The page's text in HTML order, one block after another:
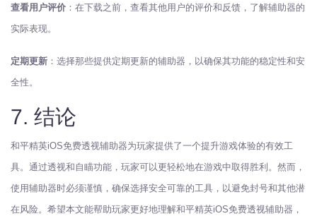
查看用户评价 ：在下载之前，查看其他用户的评价和反馈，了解辅助器的
实际表现。
定期更新 ：选择那些提供定期更新的辅助器，以确保其功能的稳定性和安
全性。
7. 结论
和平精英iOS免费透视辅助器为玩家提供了一个提升游戏体验的有效工
具。通过透视和自瞄功能，玩家可以更轻松地在游戏中取得胜利。然而，
使用辅助器时必须谨慎，确保选择安全可靠的工具，以避免封号和其他潜
在风险。希望本文能帮助玩家更好地理解和平精英iOS免费透视辅助器，